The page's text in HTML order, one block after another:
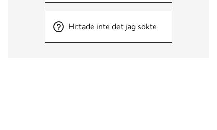
Hittade inte det jag sökte